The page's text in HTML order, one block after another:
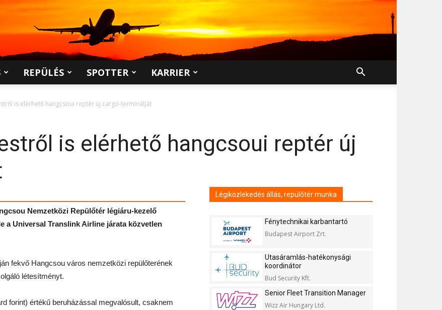
REPÜLÉS SPOTTER KARRIER
is elérhető hangcsoui reptér új cargo-terminálját
is elérhető hangcsoui reptér új
Nemzetközi Repülőtér légiáru-kezelő
a Universal Translink Airline járata közvetlen
fekvő Hangcsou város nemzetközi repülőterének
létesítményt.
forint) értékű beruházással megvalósult, csaknem
Légiközlekedés állás, repülőtér munka
Fénytechnikai karbantartó
Budapest Airport Zrt.
Utasáramlás-hatékonysági
koordinátor
Bud Security Kft.
Senior Fleet Transition Manager
Wizz Air Hungary Ltd.